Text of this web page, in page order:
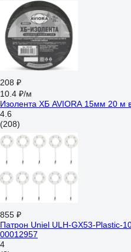
208 ₽
10.4 ₽/м
Изолента ХБ AVIORA 15мм 20 м
4.6
(208)
855 ₽
Патрон Uniel ULH-GX53-Plastic-
00012957
4